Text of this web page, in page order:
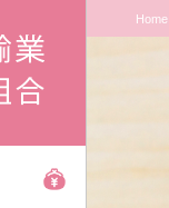
Home